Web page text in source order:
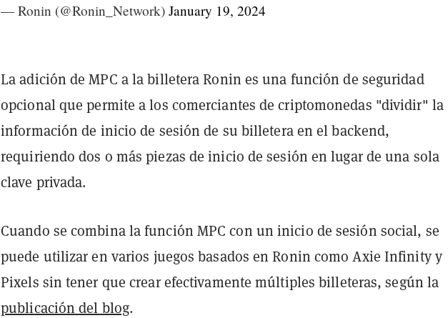
— Ronin (@Ronin_Network) January 19, 2024
La adición de MPC a la billetera Ronin es una función de seguridad
opcional que permite a los comerciantes de criptomonedas "dividir" la
información de inicio de sesión de su billetera en el backend,
requiriendo dos o más piezas de inicio de sesión en lugar de una sola
clave privada.
Cuando se combina la función MPC con un inicio de sesión social, se
puede utilizar en varios juegos basados en Ronin como Axie Infinity y
Pixels sin tener que crear efectivamente múltiples billeteras, según la
publicación del blog.